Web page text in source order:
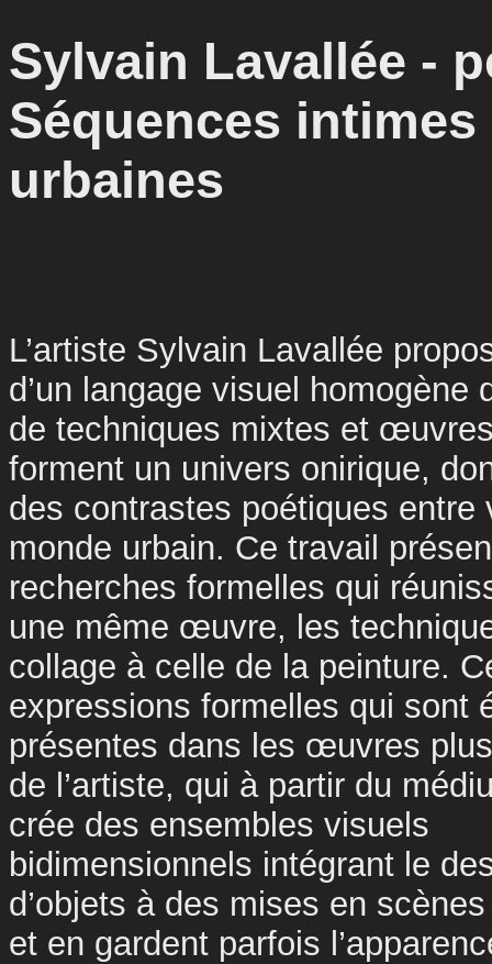
Sylvain Lavallée -
Séquences intimes
urbaines
L’artiste Sylvain Lavallée
d’un langage visuel
de techniques mixtes et
forment un univers onirique,
des contrastes poétiques entre
monde urbain. Ce travail
recherches formelles qui
une même œuvre, les
collage à celle de la peinture.
expressions formelles qui sont
présentes dans les œuvres
de l’artiste, qui à partir du
crée des ensembles visuels
bidimensionnels intégrant le
d’objets à des mises en
et en gardent parfois